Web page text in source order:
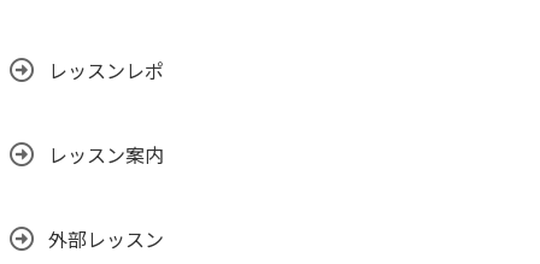
レッスンレポ
レッスン案内
外部レッスン